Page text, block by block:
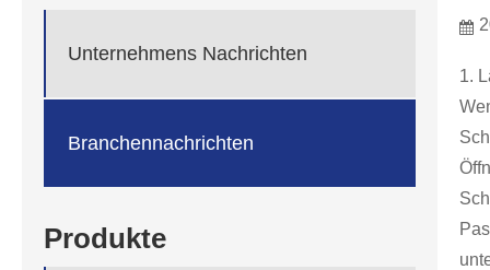
Unternehmens Nachrichten
Branchennachrichten
Produkte
1.